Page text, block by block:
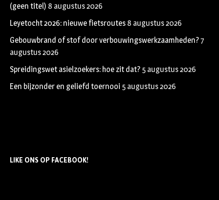
(geen titel) 8 augustus 2026
Leyetocht 2026: nieuwe fietsroutes 8 augustus 2026
Gebouwbrand of stof door verbouwingswerkzaamheden?7
augustus 2026
Spreidingswet asielzoekers: hoe zit dat? 5 augustus 2026
Een bijzonder en geliefd toernooi 5 augustus 2026
LIKE ONS OP FACEBOOK!